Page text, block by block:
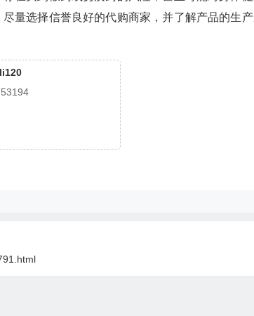
量选择信誉良好的代购商家，并了解产品的生